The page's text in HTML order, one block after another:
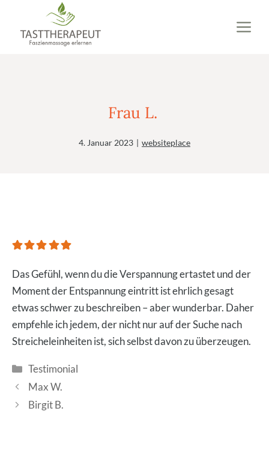
springen
Frau L.
4. Januar 2023 | websiteplace
Das Gefühl, wenn du die Verspannung ertastet und der
Moment der Entspannung eintritt ist ehrlich gesagt
etwas schwer zu beschreiben – aber wunderbar. Daher
empfehle ich jedem, der nicht nur auf der Suche nach
Streicheleinheiten ist, sich selbst davon zu überzeugen.
Kategorien
Testimonial
Max W.
Birgit B.